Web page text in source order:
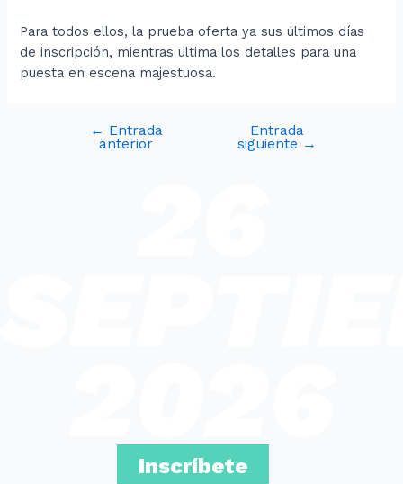
Para todos ellos, la prueba oferta ya sus últimos días
de inscripción, mientras ultima los detalles para una
puesta en escena majestuosa.
← Entrada
anterior
Entrada
siguiente →
Inscríbete